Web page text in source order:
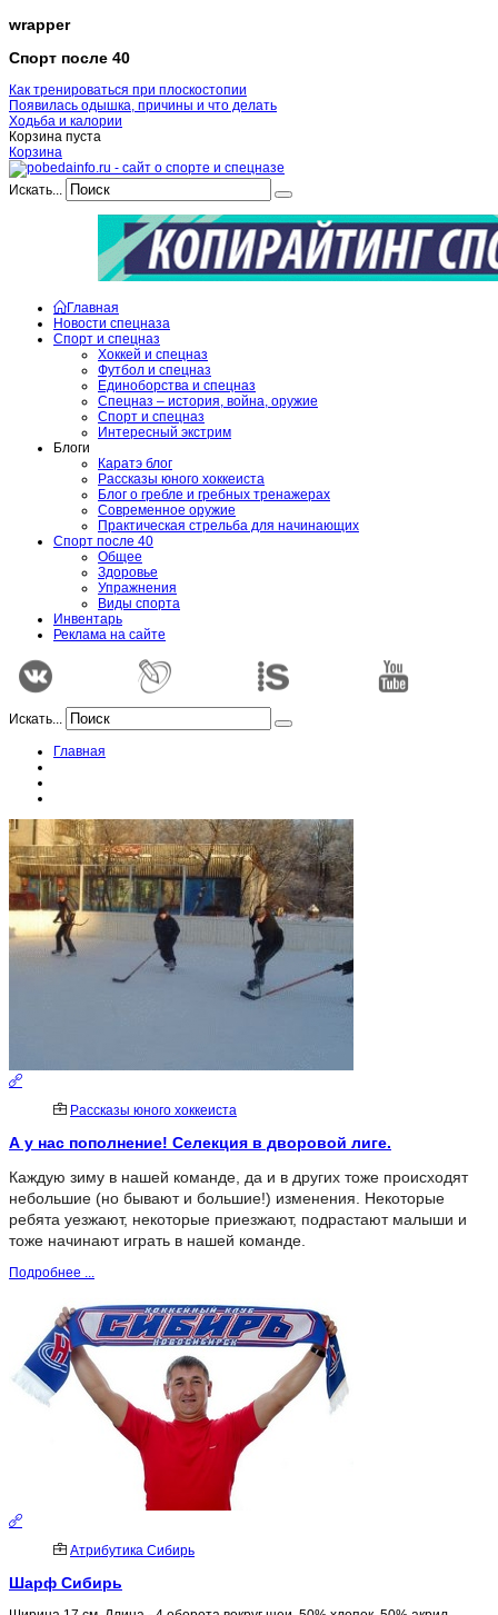
wrapper
Спорт после 40
Как тренироваться при плоскостопии
Появилась одышка, причины и что делать
Ходьба и калории
Корзина пуста
Корзина
Искать...
Главная
Новости спецназа
Спорт и спецназ
Хоккей и спецназ
Футбол и спецназ
Единоборства и спецназ
Спецназ – история, война, оружие
Спорт и спецназ
Интересный экстрим
Блоги
Каратэ блог
Рассказы юного хоккеиста
Блог о гребле и гребных тренажерах
Современное оружие
Практическая стрельба для начинающих
Спорт после 40
Общее
Здоровье
Упражнения
Виды спорта
Инвентарь
Реклама на сайте
Искать...
Главная
Рассказы юного хоккеиста
А у нас пополнение! Селекция в дворовой лиге.
Каждую зиму в нашей команде, да и в других тоже происходят
небольшие (но бывают и большие!) изменения. Некоторые
ребята уезжают, некоторые приезжают, подрастают малыши и
тоже начинают играть в нашей команде.
Подробнее ...
Атрибутика Сибирь
Шарф Сибирь